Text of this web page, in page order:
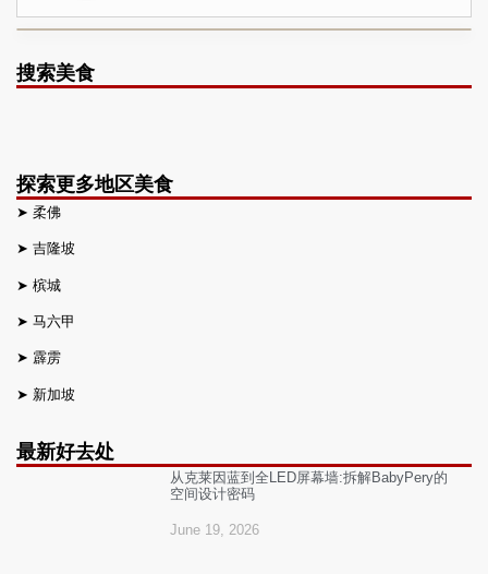
搜索美食
探索更多地区美食
➤ 柔佛
➤ 吉隆坡
➤ 槟城
➤ 马六甲
➤ 霹雳
➤ 新加坡
最新好去处
从克莱因蓝到全LED屏幕墙:拆解BabyPery的
空间设计密码
June 19, 2026